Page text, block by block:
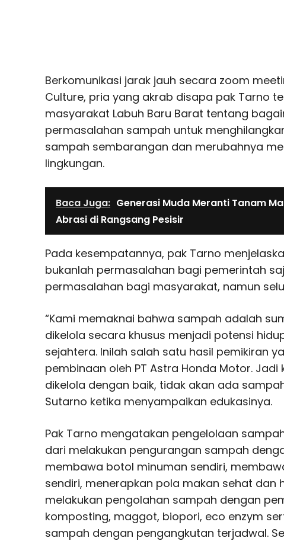
Berkomunikasi jarak jauh secara zoom
Culture, pria yang akrab disapa pak Tarno
masyarakat Labuh Baru Barat tentang
permasalahan sampah untuk
sampah sembarangan dan merubahnya
lingkungan.
Baca Juga: Generasi Muda Meranti Tanam
Abrasi di Rangsang Pesisir
Pada kesempatannya, pak Tarno
bukanlah permasalahan bagi pemerintah
permasalahan bagi masyarakat, namun
“Kami memaknai bahwa sampah adalah
dikelola secara khusus menjadi potensi
sejahtera. Inilah salah satu hasil pemikiran
pembinaan oleh PT Astra Honda Motor. Jadi
dikelola dengan baik, tidak akan ada
Sutarno ketika menyampaikan edukasinya.
Pak Tarno mengatakan pengelolaan
dari melakukan pengurangan sampah
membawa botol minuman sendiri,
sendiri, menerapkan pola makan sehat dan
melakukan pengolahan sampah dengan
komposting, maggot, biopori, eco enzym
sampah dengan pengangkutan terjadwal.